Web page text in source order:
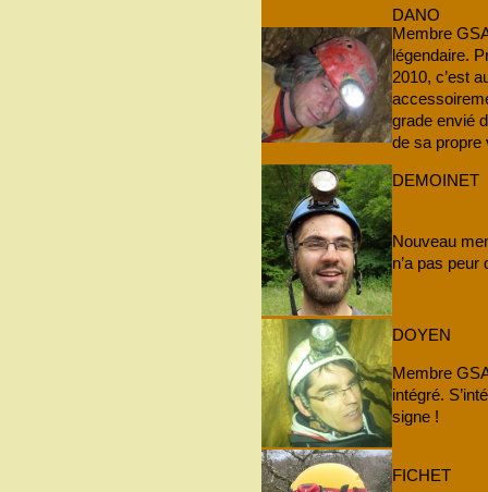
DANO
Membre
légendaire.
2010, c’est
grade envié
de sa propre
DEMOINET
Nouveau
n’a pas peur
DOYEN
Membre
intégré.
signe !
FICHET